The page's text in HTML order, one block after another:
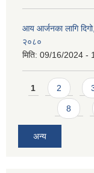
आय आर्जनका लागि
२०८०
मिति: 09/16/2024 -
Pages
1 2
8
अन्य